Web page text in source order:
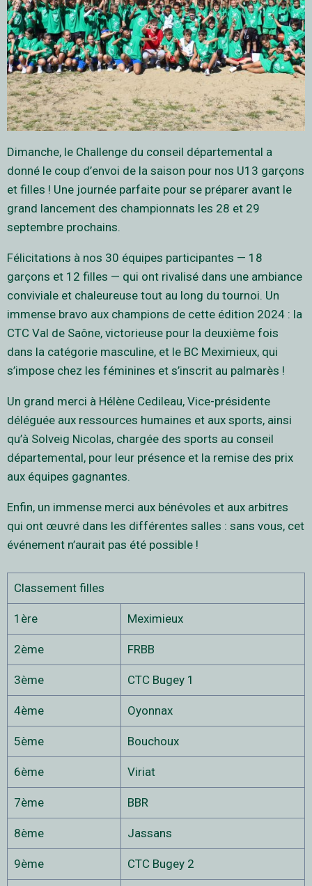
Dimanche, le Challenge du conseil départemental a
donné le coup d’envoi de la saison pour nos U13 garçons
et filles ! Une journée parfaite pour se préparer avant le
grand lancement des championnats les 28 et 29
septembre prochains.
Félicitations à nos 30 équipes participantes — 18
garçons et 12 filles — qui ont rivalisé dans une ambiance
conviviale et chaleureuse tout au long du tournoi. Un
immense bravo aux champions de cette édition 2024 : la
CTC Val de Saône, victorieuse pour la deuxième fois
dans la catégorie masculine, et le BC Meximieux, qui
s’impose chez les féminines et s’inscrit au palmarès !
Un grand merci à Hélène Cedileau, Vice-présidente
déléguée aux ressources humaines et aux sports, ainsi
qu’à Solveig Nicolas, chargée des sports au conseil
départemental, pour leur présence et la remise des prix
aux équipes gagnantes.
Enfin, un immense merci aux bénévoles et aux arbitres
qui ont œuvré dans les différentes salles : sans vous, cet
événement n’aurait pas été possible !
Classement filles
1ère Meximieux
2ème FRBB
3ème CTC Bugey 1
4ème Oyonnax
5ème Bouchoux
6ème Viriat
7ème BBR
8ème Jassans
9ème CTC Bugey 2